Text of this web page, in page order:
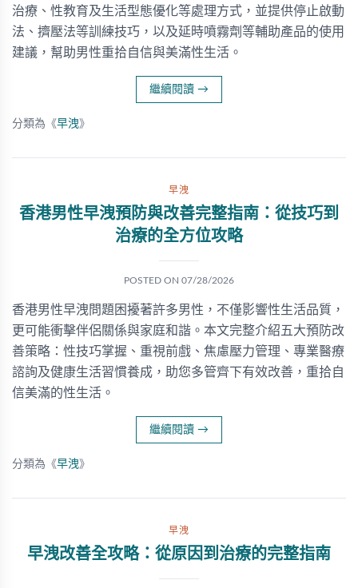
治療、性教育及生活型態優化等處理方式，並提供停止啟動
法、擠壓法等訓練技巧，以及延時噴霧劑等輔助產品的使用
建議，幫助男性重拾自信與美滿性生活。
繼續閱讀 →
分類為《早洩》
早洩
香港男性早洩預防與改善完整指南：從技巧到
治療的全方位攻略
POSTED ON 07/28/2026
香港男性早洩問題困擾著許多男性，不僅影響性生活品質，
更可能衝擊伴侶關係與家庭和諧。本文完整介紹五大預防改
善策略：性技巧掌握、重視前戲、焦慮壓力管理、專業醫療
諮詢及健康生活習慣養成，助您多管齊下有效改善，重拾自
信美滿的性生活。
繼續閱讀 →
分類為《早洩》
早洩
早洩改善全攻略：從原因到治療的完整指南